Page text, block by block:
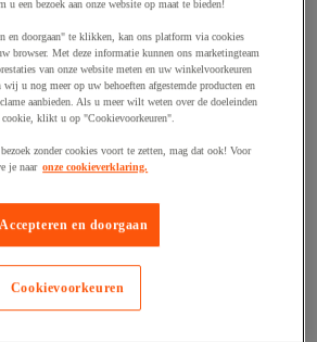
buiten
en accessoires
een bezoek aan onze website op maat te bieden!
en doorgaan" te klikken, kan ons platform via cookies
browser. Met deze informatie kunnen ons marketingteam
van onze website meten en uw winkelvoorkeuren
wij u nog meer op uw behoeften afgestemde producten en
aanbieden. Als u meer wilt weten over de doeleinden
cookie, klikt u op "Cookievoorkeuren".
zonder cookies voort te zetten, mag dat ook! Voor
je naar onze cookieverklaring.
Accepteren en doorgaan
Cookievoorkeuren